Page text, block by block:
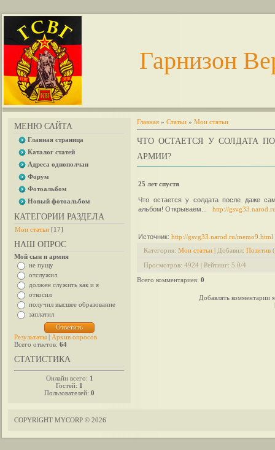
Гарнизон
МЕНЮ САЙТА
Главная страница
Каталог статей
Адреса однополчан
Форум
Фотоальбом
Новый фотоальбом
КАТЕГОРИИ РАЗДЕЛА
Мои статьи [17]
НАШ ОПРОС
Мой сын и армия
не пущу
отслужил
должен служить как и я
откосил
получил высшее образование
заплатил
Результаты | Архив опросов
Всего ответов: 64
СТАТИСТИКА
Онлайн всего: 1
Гостей: 1
Пользователей: 0
Главная » Статьи » Мои статьи
ЧТО ОСТАЕТСЯ У СОЛДАТА
АРМИИ?
25 лет спустя
Что остается у солдата после даже
альбом! Открываем... http://
Источник: http://gsvg33.narod.ru/memo9.html
Категория: Мои статьи | Добавил: Позитив
Просмотров: 4924 | Рейтинг: 5.0/4
Всего комментариев: 0
Добавлять комментарии
COPYRIGHT MYCORP © 2026